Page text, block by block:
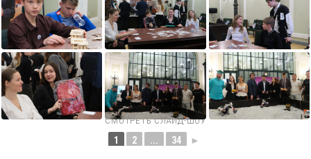
СМОТРЕТЬ СЛАЙД-ШОУ
1 2 ... 34 ►